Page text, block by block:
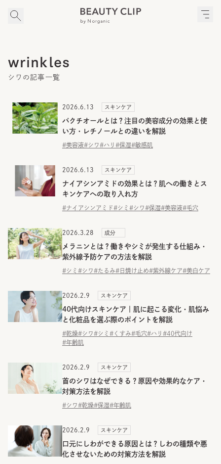
wrinkles
シワの記事一覧
2026.6.13 スキンケア
バクチオールとは？注目の美容成分の効果と使
い方・レチノールとの違いを解説
#美容液#シワ#ハリ #保湿#敏感肌
2026.6.13 スキンケア
ナイアシンアミドの効果とは？肌への働きとス
キンケアへの取り入れ方
#ナイアシンアミド#シミ #シワ#保湿#美容液#毛穴
2026.3.28 成分
メラニンとは？働きやシミが発生する仕組み・
紫外線予防ケアの方法を解説
#シミ #シワ#たるみ#日焼け止め#紫外線ケア#美白ケア
2026.2.9 スキンケア
40代向けスキンケア｜肌に起こる変化・肌悩み
と化粧品を選ぶ際のポイントを解説
#乾燥#シワ#シミ #くすみ#毛穴#ハリ #40代向け
#年齢肌
2026.2.9 スキンケア
首のシワはなぜできる？原因や効果的なケア・
対策方法を解説
#シワ#乾燥#保湿#年齢肌
2026.2.9 スキンケア
口元にしわができる原因とは？しわの種類や悪
化させないための対策方法を解説